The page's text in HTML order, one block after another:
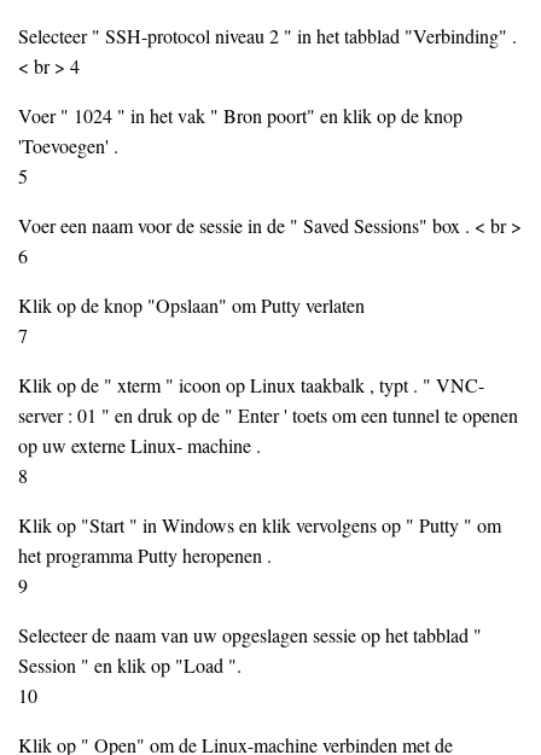
Selecteer " SSH-protocol niveau 2 " in het tabblad "Verbinding" .
< br > 4
Voer " 1024 " in het vak " Bron poort" en klik op de knop
'Toevoegen' .
5
Voer een naam voor de sessie in de " Saved Sessions" box . < br >
6
Klik op de knop "Opslaan" om Putty verlaten
7
Klik op de " xterm " icoon op Linux taakbalk , typt . " VNC-
server : 01 " en druk op de " Enter ' toets om een ​​tunnel te openen
op uw externe Linux- machine .
8
Klik op "Start " in Windows en klik vervolgens op " Putty " om
het programma Putty heropenen .
9
Selecteer de naam van uw opgeslagen sessie op het tabblad "
Session " en klik op "Load ".
10
Klik op " Open" om de Linux-machine verbinden met de